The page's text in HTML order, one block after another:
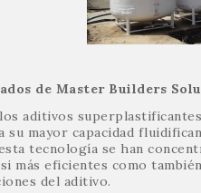
de Master Builders
aditivos
su mayor capacidad
tecnología se han
más eficientes como
del aditivo.